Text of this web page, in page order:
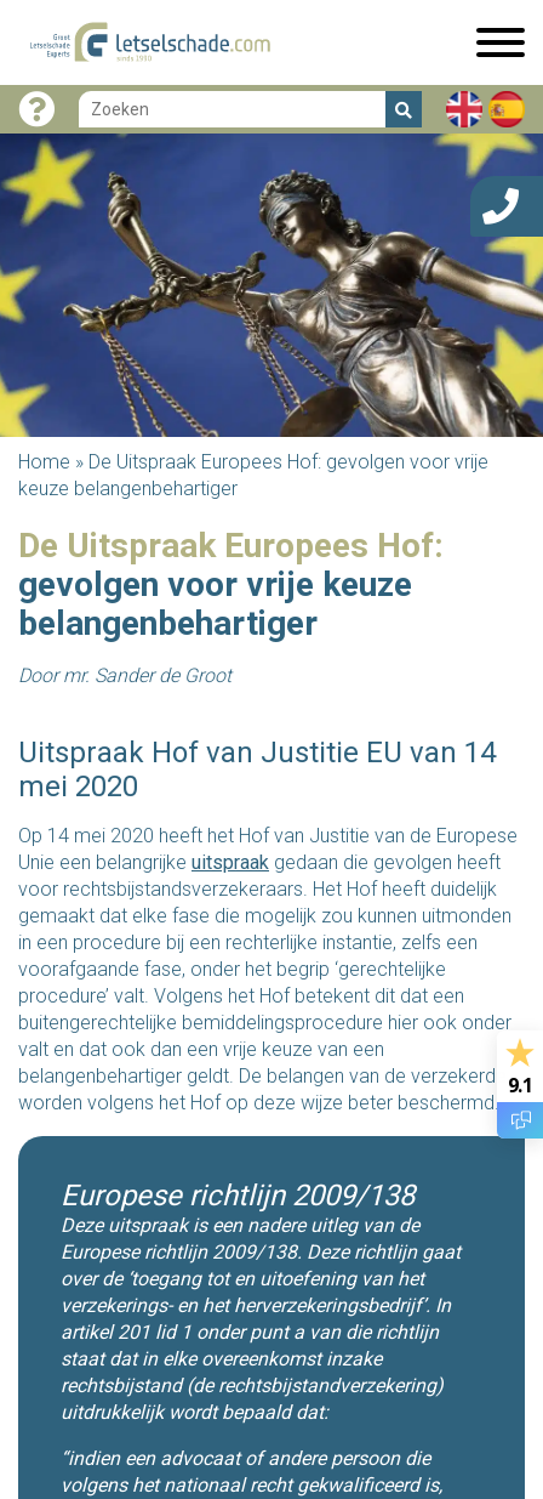
Home » De Uitspraak Europees Hof: gevolgen voor vrije
keuze belangenbehartiger
De Uitspraak Europees Hof:
gevolgen voor vrije keuze
belangenbehartiger
Door mr. Sander de Groot
Uitspraak Hof van Justitie EU van 14
mei 2020
Op 14 mei 2020 heeft het Hof van Justitie van de Europese
Unie een belangrijke uitspraak gedaan die gevolgen heeft
voor rechtsbijstandsverzekeraars. Het Hof heeft duidelijk
gemaakt dat elke fase die mogelijk zou kunnen uitmonden
in een procedure bij een rechterlijke instantie, zelfs een
voorafgaande fase, onder het begrip ‘gerechtelijke
procedure’ valt. Volgens het Hof betekent dit dat een
buitengerechtelijke bemiddelingsprocedure hier ook onder
valt en dat ook dan een vrije keuze van een
belangenbehartiger geldt. De belangen van de verzekerde
worden volgens het Hof op deze wijze beter beschermd.
Europese richtlijn 2009/138
Deze uitspraak is een nadere uitleg van de
Europese richtlijn 2009/138. Deze richtlijn gaat
over de ‘toegang tot en uitoefening van het
verzekerings- en het herverzekeringsbedrijf’. In
artikel 201 lid 1 onder punt a van die richtlijn
staat dat in elke overeenkomst inzake
rechtsbijstand (de rechtsbijstandverzekering)
uitdrukkelijk wordt bepaald dat:
“indien een advocaat of andere persoon die
volgens het nationaal recht gekwalificeerd is,
9.1